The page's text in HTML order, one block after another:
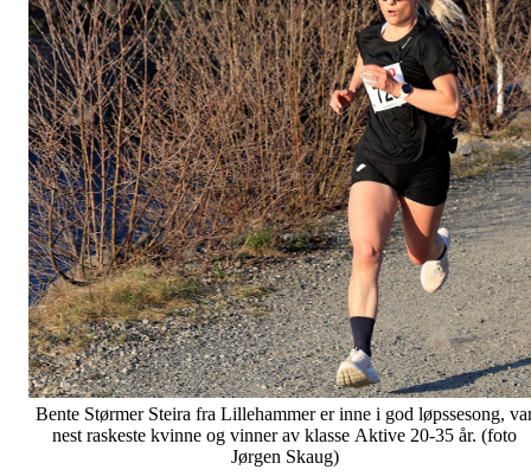
Bente Størmer Steira fra Lillehammer er inne i god løpssesong,
nest raskeste kvinne og vinner av klasse Aktive 20-35 år. (foto
Jørgen Skaug)